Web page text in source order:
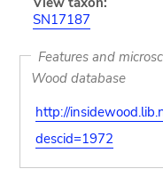
SN17187
Features and
Wood database
http://
descid=1972